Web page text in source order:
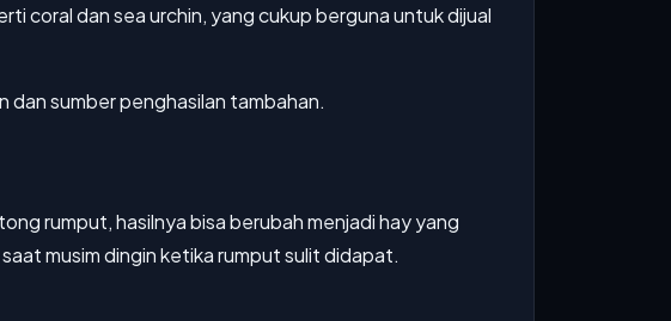
coral dan sea urchin, yang cukup berguna untuk dijual
dan sumber penghasilan tambahan.
rumput, hasilnya bisa berubah menjadi hay yang
musim dingin ketika rumput sulit didapat.